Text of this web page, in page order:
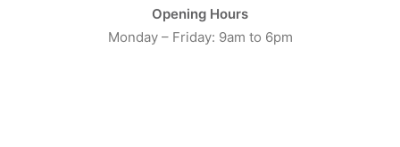
Opening Hours
Monday – Friday: 9am to 6pm